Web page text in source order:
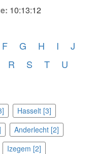
10:13:12
F G H I
J
R S T
U
Hasselt [3]
Anderlecht [2]
Izegem [2]